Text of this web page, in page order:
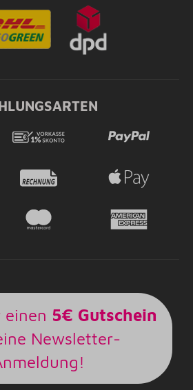
einen 5€ Gutschein
Newsletter-